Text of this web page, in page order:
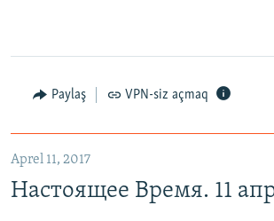
Paylaş VPN-siz açmaq
Aprel 11, 2017
Настоящее Время. 11